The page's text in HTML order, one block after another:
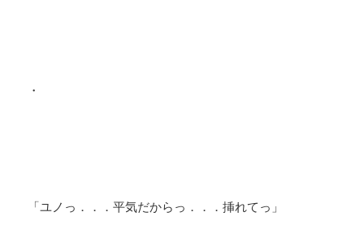
・
「ユノっ．．．平気だからっ．．．挿れてっ」